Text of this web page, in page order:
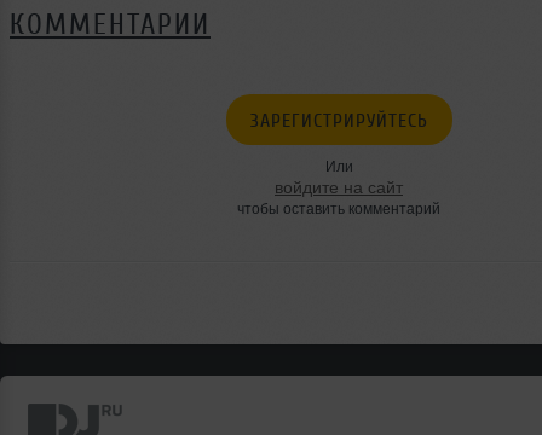
КОММЕНТАРИИ
ЗАРЕГИСТРИРУЙТЕСЬ
Или
войдите на сайт
чтобы оставить комментарий